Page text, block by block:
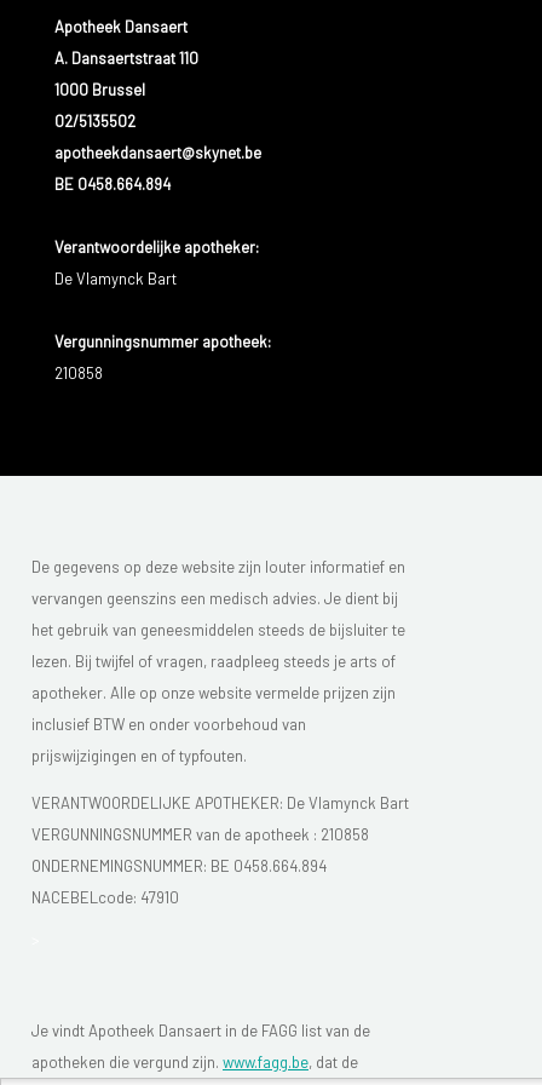
Buikpijn;
Een abnormale vermoeidheid;
Een gele huidskleur;
Misselijkheid en braken;
Gebrek aan eetlust.
Apotheek Dansaert
A. Dansaertstraat 110
1000 Brussel
02/5135502
apotheekdansaert@skynet.be
BE 0458.664.894
Verantwoordelijke apotheker:
De Vlamynck Bart
Vergunningsnummer apotheek:
210858
De gegevens op deze website zijn louter informatief en
vervangen geenszins een medisch advies. Je dient bij
het gebruik van geneesmiddelen steeds de bijsluiter te
lezen. Bij twijfel of vragen, raadpleeg steeds je arts of
apotheker. Alle op onze website vermelde prijzen zijn
inclusief BTW en onder voorbehoud van
prijswijzigingen en of typfouten.
VERANTWOORDELIJKE APOTHEKER: De Vlamynck Bart
VERGUNNINGSNUMMER van de apotheek : 210858
ONDERNEMINGSNUMMER: BE 0458.664.894
NACEBELcode: 47910
Je vindt Apotheek Dansaert in de FAGG list van de
apotheken die vergund zijn. www.fagg.be, dat de